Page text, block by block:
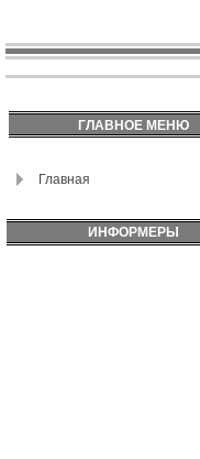
ГЛАВНОЕ МЕНЮ
Главная
ИНФОРМЕРЫ